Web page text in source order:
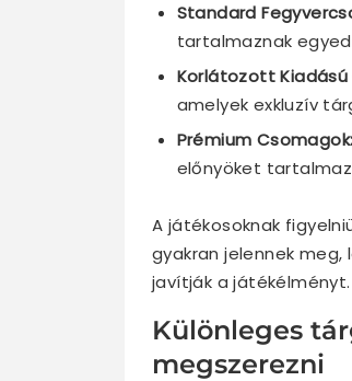
Standard
tartalmaznak
Korlátozott Kiadású
amelyek exkluzív
Prémium Csomagok:
előnyöket
A játékosoknak
gyakran jelennek
javítják a játékélményt.
Különleges
megszerezni